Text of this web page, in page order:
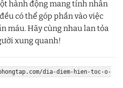
hành động mang tính nhân
có thể góp phần vào việc
máu. Hãy cùng nhau lan tỏa
xung quanh!
dia-diem-hien-toc-o-